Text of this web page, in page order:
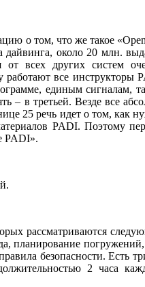
о том, что же такое
около 20 млн.
всех других систем
работают все
единым сигналам,
– в третьей. Везде все
25 речь идет о том, как
PADI. Поэтому
PADI».
рассматриваются
планирование
безопасности. Есть
2 часа